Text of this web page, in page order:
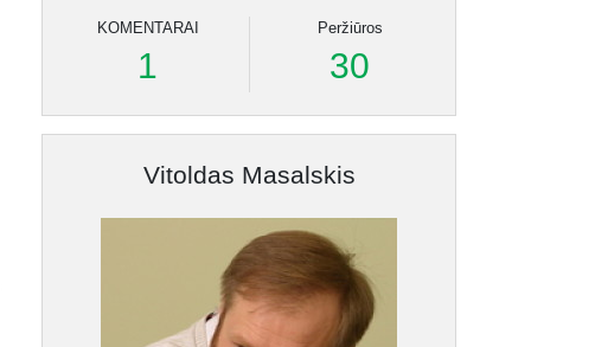
KOMENTARAI
1
Peržiūros
30
Vitoldas Masalskis